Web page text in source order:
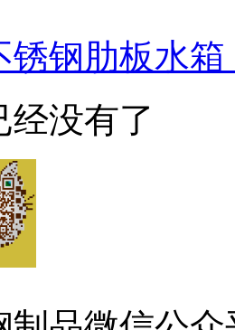
锈钢肋板水箱
经没有了